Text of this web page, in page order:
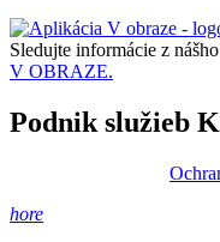
Sledujte informácie z
V OBRAZE.
Podnik služieb
hore